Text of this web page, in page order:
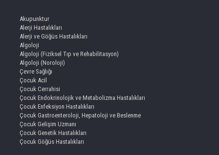
Akupunktur
Alerji Hastalıkları
Alerji ve Göğüs Hastalıkları
Algoloji
Algoloji (Fiziksel Tıp ve Rehabilitasyon)
Algoloji (Noroloji)
Çevre Sağlığı
Çocuk Acil
Çocuk Cerrahisi
Çocuk Endokrinolojik ve Metabolizma Hastalıkları
Çocuk Enfeksiyon Hastalıkları
Çocuk Gastroenteroloji, Hepatoloji ve Beslenme
Çocuk Gelişim Uzmanı
Çocuk Genetik Hastalıkları
Çocuk Göğüs Hastalıkları